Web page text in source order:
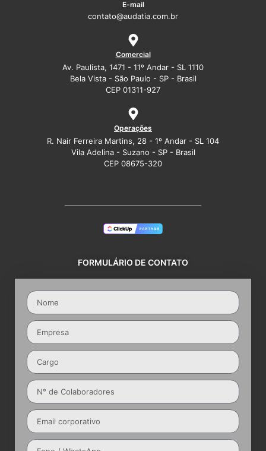
E-mail
contato@audatia.com.br
Comercial
Av. Paulista, 1471 - 11º Andar - SL 1110
Bela Vista - São Paulo - SP - Brasil
CEP 01311-927
Operações
R. Nair Ferreira Martins, 28 - 1º Andar - SL 104
Vila Adelina - Suzano - SP - Brasil
CEP 08675-320
FORMULÁRIO DE CONTATO